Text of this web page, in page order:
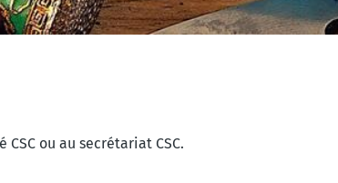
ou au secrétariat CSC.